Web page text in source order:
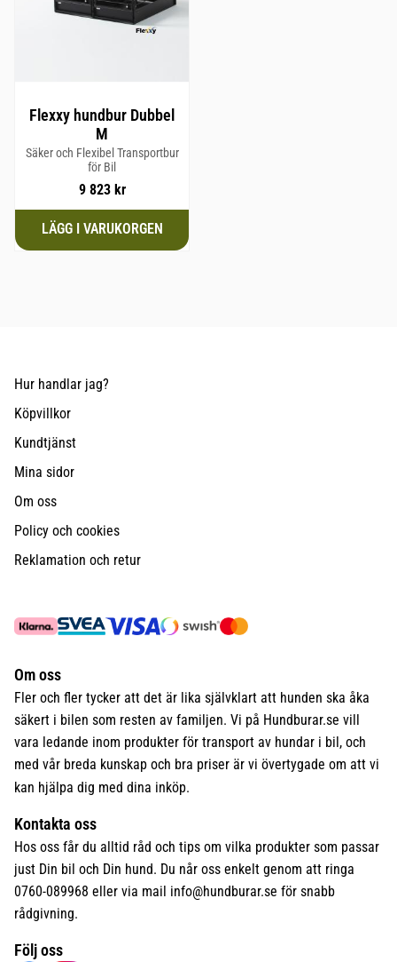
Flexxy hundbur Dubbel
M
Säker och Flexibel Transportbur
för Bil
9 823kr
Hur handlar jag?
Köpvillkor
Kundtjänst
Mina sidor
Om oss
Policy och cookies
Reklamation och retur
Om oss
Fler och fler tycker att det är lika självklart att hunden ska åka
säkert i bilen som resten av familjen. Vi på Hundburar.se vill
vara ledande inom produkter för transport av hundar i bil, och
med vår breda kunskap och bra priser är vi övertygade om att vi
kan hjälpa dig med dina inköp.
Kontakta oss
Hos oss får du alltid råd och tips om vilka produkter som passar
just Din bil och Din hund. Du når oss enkelt genom att ringa
0760-089968 eller via mail info@hundburar.se för snabb
rådgivning.
Följ oss